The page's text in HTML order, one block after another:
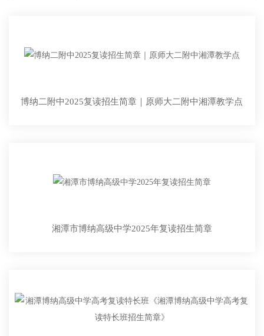
博纳二附中2025复读招生简章｜原师大二附中湘潭教学点
湘潭市博纳高级中学2025年复读招生简章